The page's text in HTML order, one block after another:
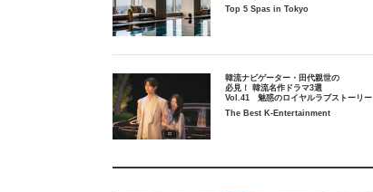
Top 5 Spas in Tokyo
韓流ナビゲーター・田代親世の
必見！ 韓流名作ドラマ3選
Vol.41 魅惑のロイヤルラブストーリー
The Best K-Entertainment